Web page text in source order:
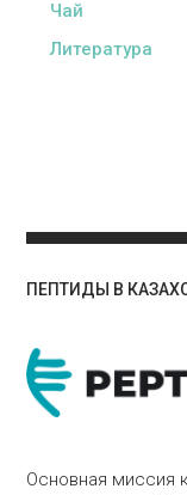
Чай
Литература
ПЕПТИДЫ В
Основная миссия